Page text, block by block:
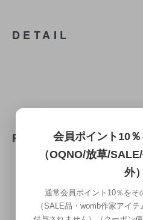
DETAIL
REVIEW
WRITE
会員ポイント10％
（OQNO/放草/
外）
通常会員ポイント10％を
（SALE品・womb作家アイ